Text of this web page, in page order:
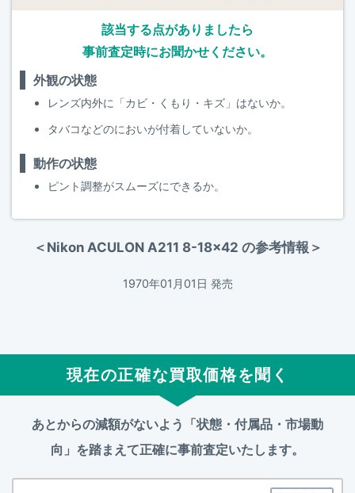
該当する点がありましたら
事前査定時にお聞かせください。
外観の状態
レンズ内外に「カビ・くもり・キズ」はないか。
タバコなどのにおいが付着していないか。
動作の状態
ピント調整がスムーズにできるか。
＜Nikon ACULON A211 8-18x42 の参考情報＞
1970年01月01日 発売
現在の正確な買取価格を聞く
あとからの減額がないよう「状態・付属品・市場動
向」を踏まえて正確に事前査定いたします。